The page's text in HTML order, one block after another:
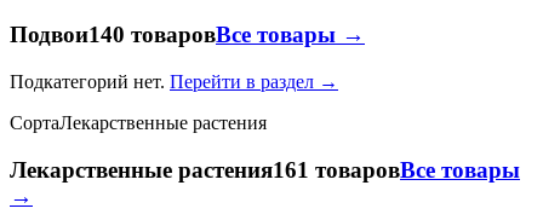
Подвои140 товаровВсе товары →
Подкатегорий нет. Перейти в раздел →
СортаЛекарственные растения
Лекарственные растения161 товаровВсе товары
→